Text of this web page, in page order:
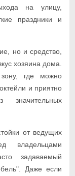
на улицу,
праздники и
но и средство,
хозяина дома.
где можно
и приятно
от ведущих
владельцами
задаваемый
Даже если